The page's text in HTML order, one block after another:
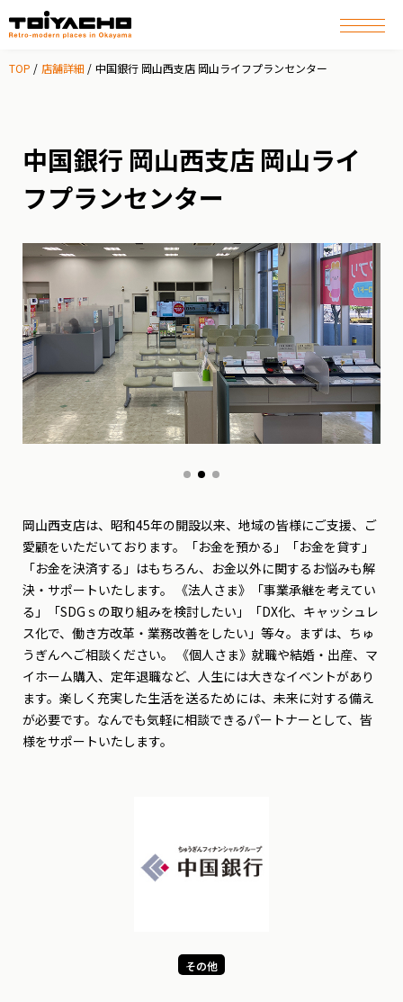
TOP 店舗詳細 中国銀行 岡山西支店 岡山ライフプランセンター
中国銀行 岡山西支店 岡山ライ
フプランセンター
岡山西支店は、昭和45年の開設以来、地域の皆様にご支援、ご
愛顧をいただいております。「お金を預かる」「お金を貸す」
「お金を決済する」はもちろん、お金以外に関するお悩みも解
決・サポートいたします。 《法人さま》「事業承継を考えてい
る」「SDGｓの取り組みを検討したい」「DX化、キャッシュレ
ス化で、働き方改革・業務改善をしたい」等々。まずは、ちゅ
うぎんへご相談ください。 《個人さま》就職や結婚・出産、マ
イホーム購入、定年退職など、人生には大きなイベントがあり
ます。楽しく充実した生活を送るためには、未来に対する備え
が必要です。なんでも気軽に相談できるパートナーとして、皆
様をサポートいたします。
その他